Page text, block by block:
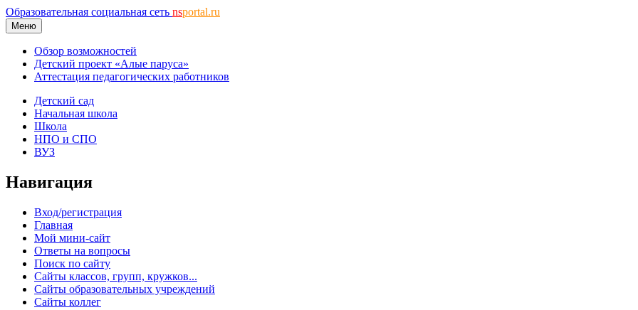
Образовательная социальная сеть nsportal.ru
Меню
Обзор возможностей
Детский проект «Алые паруса»
Аттестация педагогических работников
Детский сад
Начальная школа
Школа
НПО и СПО
ВУЗ
Навигация
Вход/регистрация
Главная
Мой мини-сайт
Ответы на вопросы
Поиск по сайту
Сайты классов, групп, кружков...
Сайты образовательных учреждений
Сайты коллег